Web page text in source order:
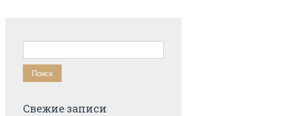
Найти:
Свежие записи